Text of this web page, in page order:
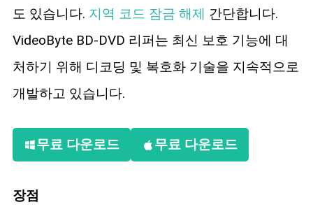
도 있습니다. 지역 코드 잠금 해제 간단합니다.
VideoByte BD-DVD 리퍼는 최신 보호 기능에 대
처하기 위해 디코딩 및 복호화 기술을 지속적으로
개발하고 있습니다.
무료 다운로드 무료 다운로드
장점